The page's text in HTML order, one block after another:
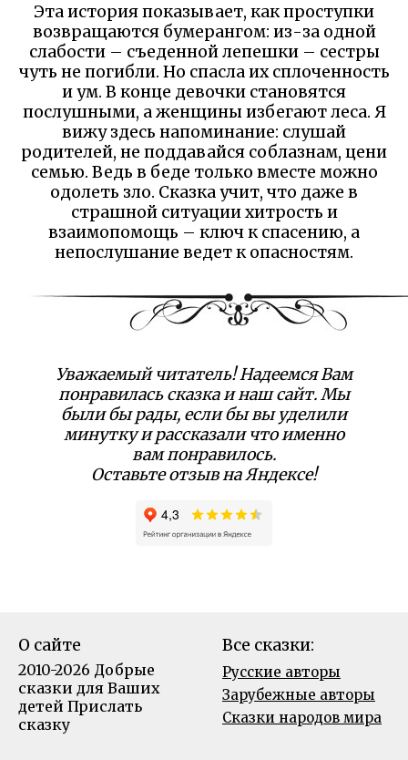
Эта история показывает, как проступки
возвращаются бумерангом: из-за одной
слабости – съеденной лепешки – сестры
чуть не погибли. Но спасла их сплоченность
и ум. В конце девочки становятся
послушными, а женщины избегают леса. Я
вижу здесь напоминание: слушай
родителей, не поддавайся соблазнам, цени
семью. Ведь в беде только вместе можно
одолеть зло. Сказка учит, что даже в
страшной ситуации хитрость и
взаимопомощь – ключ к спасению, а
непослушание ведет к опасностям.
Уважаемый читатель! Надеемся Вам
понравилась сказка и наш сайт. Мы
были бы рады, если бы вы уделили
минутку и рассказали что именно
вам понравилось.
Оставьте отзыв на Яндексе!
О сайте
2010-2026 Добрые
сказки для Ваших
детей Прислать
сказку
Все сказки:
Русские авторы
Зарубежные авторы
Сказки народов мира